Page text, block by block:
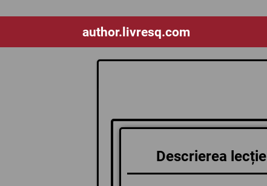
author.livresq.com
Descrierea